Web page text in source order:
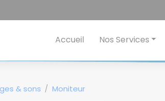
Accueil Nos Services
& sons Moniteur
des cookies